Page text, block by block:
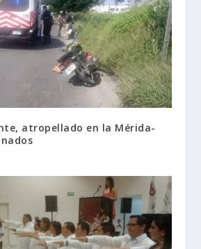
atropellado en la Mérida-